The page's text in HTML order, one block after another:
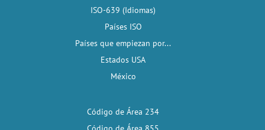
ISO-639 (Idiomas)
Países ISO
Países que empiezan por...
Estados USA
México
Código de Área 234